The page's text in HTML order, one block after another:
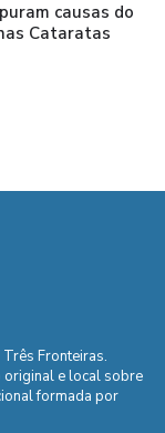
causas do
Cataratas
Fronteiras.
original e local sobre
formada por